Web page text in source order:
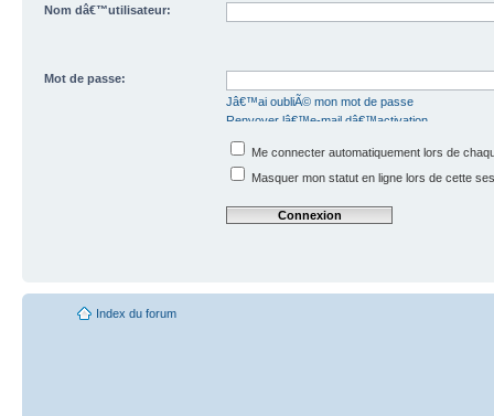
Nom dâ€™utilisateur:
Mot de passe:
Jâ€™ai oubliÃ© mon mot de passe
Renvoyer lâ€™e-mail dâ€™activation
Me connecter automatiquement lors de
Masquer mon statut en ligne lors de cette
Index du forum